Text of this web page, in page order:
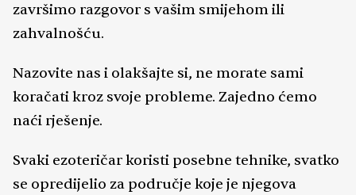
završimo razgovor s vašim smijehom ili
zahvalnošću.
Nazovite nas i olakšajte si, ne morate sami
koračati kroz svoje probleme. Zajedno ćemo
naći rješenje.
Svaki ezoteričar koristi posebne tehnike, svatko
se opredijelio za područje koje je njegova